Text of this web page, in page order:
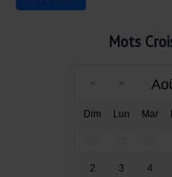
Mots
Dim Lun Mar
2 3 4